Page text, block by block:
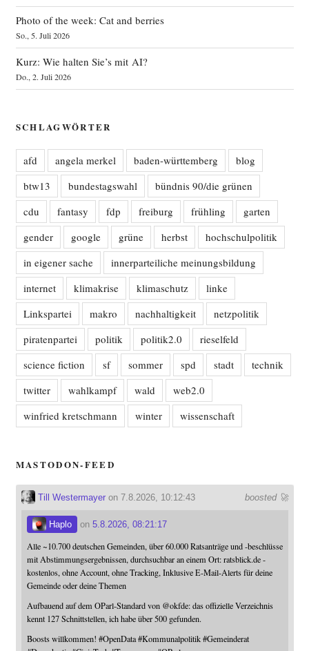
Photo of the week: Cat and berries
So., 5. Juli 2026
Kurz: Wie halten Sie’s mit AI?
Do., 2. Juli 2026
SCHLAGWÖRTER
afd angela merkel baden-württemberg
blog
btw13
bundestagswahl
bündnis 90/die grünen
cdu
fantasy fdp freiburg frühling
garten
gender
google grüne herbst
hochschulpolitik
in eigener sache
innerparteiliche meinungsbildung
internet
klimakrise klimaschutz
linke
Linkspartei
makro nachhaltigkeit
netzpolitik
piratenpartei
politik politik2.0
rieselfeld
science fiction
sf sommer spd stadt
technik
twitter
wahlkampf wald
web2.0
winfried kretschmann
winter wissenschaft
MASTODON-FEED
boosted 🚀
Till Westermayeron 7.8.2026, 10:12:43
Haplo on 5.8.2026, 08:21:17
Alle ~10.700 deutschen Gemeinden, über 60.000 Ratsanträge und -beschlüsse
mit Abstimmungsergebnissen, durchsuchbar an einem Ort: ratsblick.de -
kostenlos, ohne Account, ohne Tracking, Inklusive E-Mail-Alerts für deine
Gemeinde oder deine Themen
Aufbauend auf dem OParl-Standard von @okfde: das offizielle Verzeichnis
kennt 127 Schnittstellen, ich habe über 500 gefunden.
Boosts willkommen! #OpenData #Kommunalpolitik #Gemeinderat